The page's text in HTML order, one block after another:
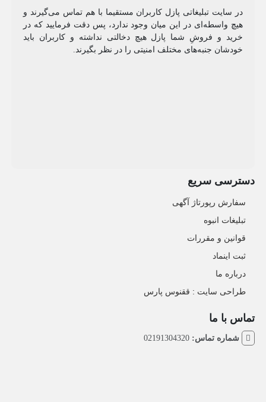
در سایت تبلیغاتی پازل کاربران مستقیما با هم تماس می‌گیرند و
هیچ واسطه‌ای در این میان وجود ندارد، پس دقت فرمایید که در
خرید و فروشِ شما پازل هیچ دخالتی نداشته و کاربران باید
خودشان جنبه‌های مختلف امنیتی را در نظر بگیرند.
دسترسی سریع
سفارش رپورتاژ آگهی
تبلیغات انبوه
قوانین و مقررات
ثبت اینماد
درباره ما
طراحی سایت : ققنوس پارس
تماس با ما
شماره تماس:02191304320